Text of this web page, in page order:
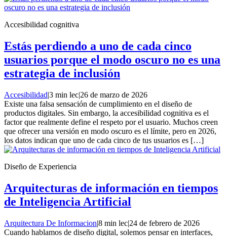
Accesibilidad cognitiva
Estás perdiendo a uno de cada cinco
usuarios porque el modo oscuro no es una
estrategia de inclusión
Accesibilidad|3 min lec|26 de marzo de 2026
Existe una falsa sensación de cumplimiento en el diseño de
productos digitales. Sin embargo, la accesibilidad cognitiva es el
factor que realmente define el respeto por el usuario. Muchos creen
que ofrecer una versión en modo oscuro es el límite, pero en 2026,
los datos indican que uno de cada cinco de tus usuarios es […]
Diseño de Experiencia
Arquitecturas de información en tiempos
de Inteligencia Artificial
Arquitectura De Informacion|8 min lec|24 de febrero de 2026
Cuando hablamos de diseño digital, solemos pensar en interfaces,